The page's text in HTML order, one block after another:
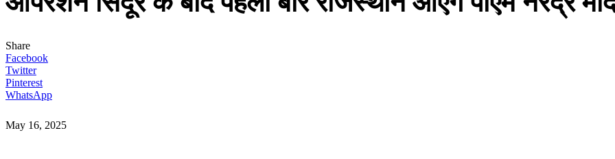
Share
Facebook
Twitter
Pinterest
WhatsApp
May 16, 2025